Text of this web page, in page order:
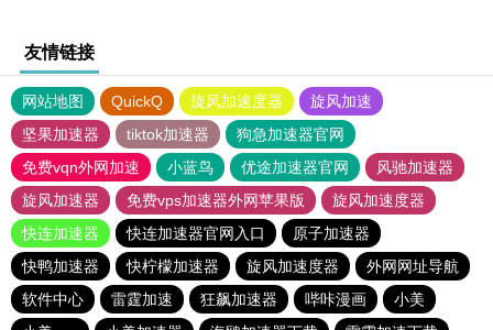
友情链接
网站地图 QuickQ 旋风加速度器
旋风加速
坚果加速器
tiktok加速器
狗急加速器官网
免费vqn外网加速
小蓝鸟 优途加速器官网
风驰加速器
旋风加速器
免费vps加速器外网苹果版
旋风加速度器
快连加速器
快连加速器官网入口
原子加速器
快鸭加速器
快柠檬加速器 旋风加速度器
外网网址导航
软件中心
雷霆加速 狂飙加速器 哔咔漫画
小美